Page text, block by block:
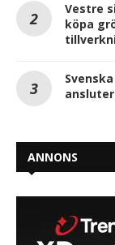
Vestre
köpa
ANNONS